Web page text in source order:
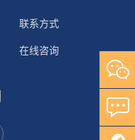
联系方式
在线咨询